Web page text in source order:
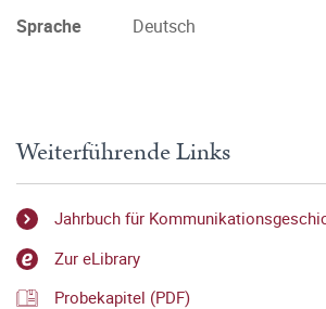
Sprache
Deutsch
Weiterführende Links
Jahrbuch für
Zur eLibrary
Probekapitel (PDF)